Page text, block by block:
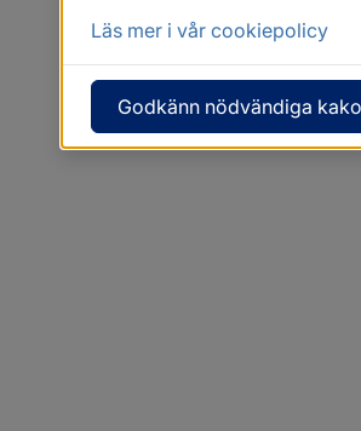
Läs mer i vår cookiepolicy
Godkänn nödvändiga